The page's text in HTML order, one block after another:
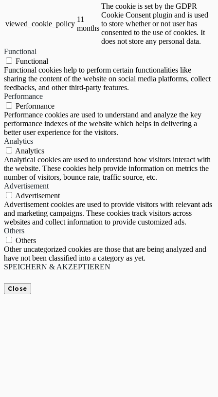
viewed_cookie_policy
11
months
The cookie is set by the GDPR
Cookie Consent plugin and is used
to store whether or not user has
consented to the use of cookies. It
does not store any personal data.
Functional
Functional
Functional cookies help to perform certain functionalities like
sharing the content of the website on social media platforms, collect
feedbacks, and other third-party features.
Performance
Performance
Performance cookies are used to understand and analyze the key
performance indexes of the website which helps in delivering a
better user experience for the visitors.
Analytics
Analytics
Analytical cookies are used to understand how visitors interact with
the website. These cookies help provide information on metrics the
number of visitors, bounce rate, traffic source, etc.
Advertisement
Advertisement
Advertisement cookies are used to provide visitors with relevant ads
and marketing campaigns. These cookies track visitors across
websites and collect information to provide customized ads.
Others
Others
Other uncategorized cookies are those that are being analyzed and
have not been classified into a category as yet.
SPEICHERN & AKZEPTIEREN
Close